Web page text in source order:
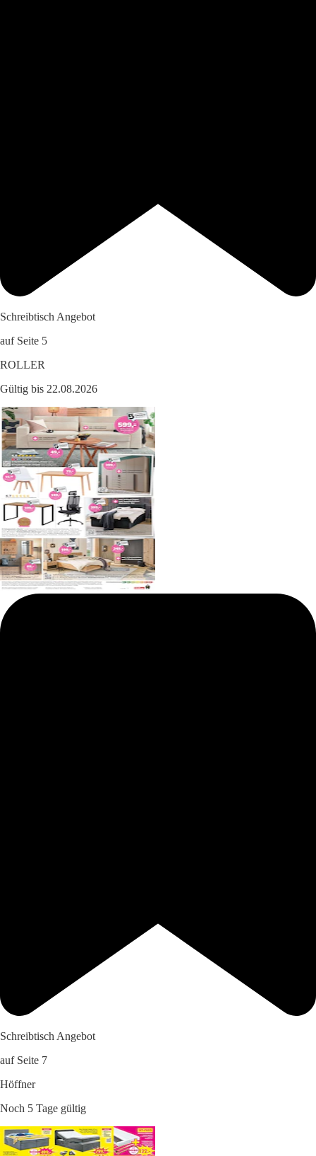
Schreibtisch Angebot
auf Seite 5
ROLLER
Gültig bis 22.08.2026
Schreibtisch Angebot
auf Seite 7
Höffner
Noch 5 Tage gültig